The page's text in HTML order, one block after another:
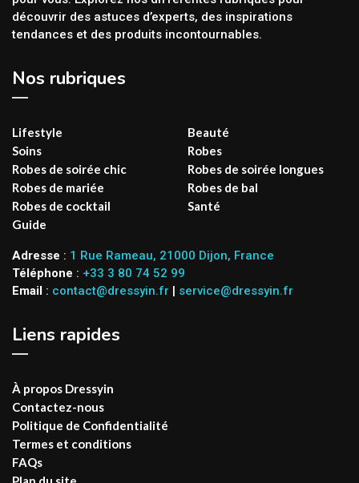
découvrir des astuces d’experts, des inspirations
tendances et des produits incontournables.
Nos rubriques
Lifestyle
Beauté
Soins
Robes
Robes de soirée chic
Robes de soirée longues
Robes de mariée
Robes de bal
Robes de cocktail
Santé
Guide
Adresse : 1 Rue Rameau, 21000 Dijon, France
Téléphone : +33 3 80 74 52 99
Email : contact@dressyin.fr | service@dressyin.fr
Liens rapides
À propos Dressyin
Contactez-nous
Politique de Confidentialité
Termes et conditions
FAQs